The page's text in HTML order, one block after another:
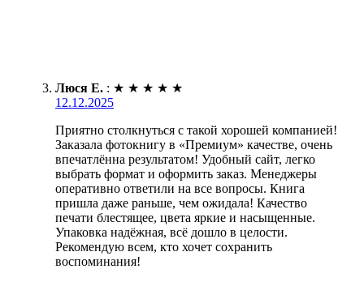
Люся Е. : ★ ★ ★ ★ ★
12.12.2025
Приятно столкнуться с такой хорошей компанией!
Заказала фотокнигу в «Премиум» качестве, очень
впечатлённа результатом! Удобный сайт, легко
выбрать формат и оформить заказ. Менеджеры
оперативно ответили на все вопросы. Книга
пришла даже раньше, чем ожидала! Качество
печати блестящее, цвета яркие и насыщенные.
Упаковка надёжная, всё дошло в целости.
Рекомендую всем, кто хочет сохранить
воспоминания!